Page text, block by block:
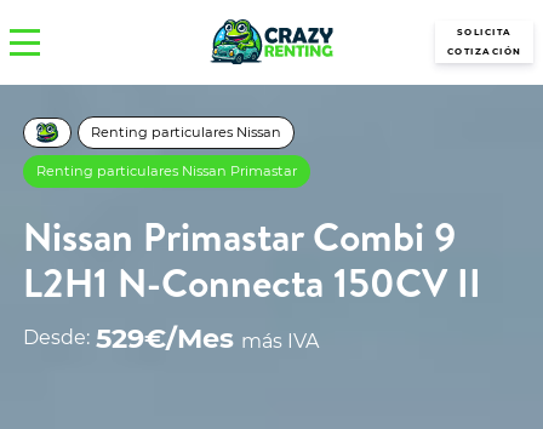
SOLICITA
COTIZACIÓN
Renting particulares Nissan
Renting particulares Nissan Primastar
Nissan Primastar Combi 9
L2H1 N-Connecta 150CV II
Desde: 529€/Mes más IVA